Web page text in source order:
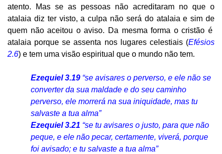
atento. Mas se as pessoas não acreditaram no que o
atalaia diz ter visto, a culpa não será do atalaia e sim de
quem não aceitou o aviso. Da mesma forma o cristão é
atalaia porque se assenta nos lugares celestiais (Efésios
2.6) e tem uma visão espiritual que o mundo não tem.
Ezequiel 3.19 “se avisares o perverso, e ele não se
converter da sua maldade e do seu caminho
perverso, ele morrerá na sua iniquidade, mas tu
salvaste a tua alma”
Ezequiel 3.21 “se tu avisares o justo, para que não
peque, e ele não pecar, certamente, viverá, porque
foi avisado; e tu salvaste a tua alma”